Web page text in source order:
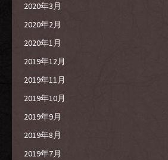
2020年3月
2020年2月
2020年1月
2019年12月
2019年11月
2019年10月
2019年9月
2019年8月
2019年7月